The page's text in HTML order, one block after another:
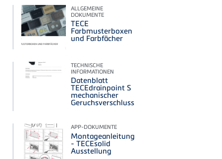
ALLGEMEINE
DOKUMENTE
TECE
Farbmusterboxen
und Farbfächer
TECHNISCHE
INFORMATIONEN
Datenblatt
TECEdrainpoint S
mechanischer
Geruchsverschluss
APP-DOKUMENTE
Montageanleitung
- TECEsolid
Ausstellung